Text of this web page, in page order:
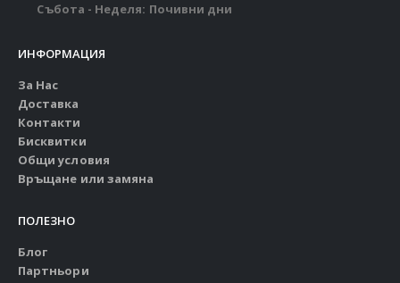
Събота - Неделя: Почивни дни
ИНФОРМАЦИЯ
За Нас
Доставка
Контакти
Бисквитки
Общи условия
Връщане или замяна
ПОЛЕЗНО
Блог
Партньори